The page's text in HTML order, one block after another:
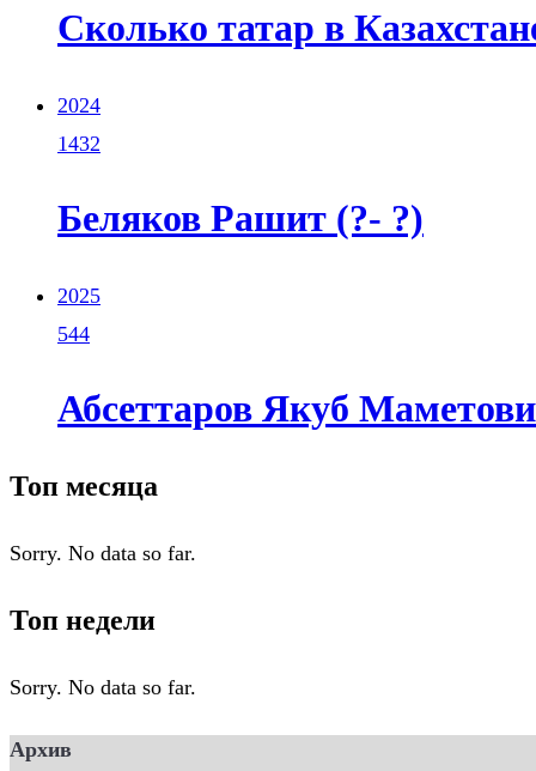
Сколько татар в
2024
1432
Беляков Рашит (?- ?)
2025
544
Абсеттаров Якуб
Топ месяца
Sorry. No data so far.
Топ недели
Sorry. No data so far.
Архив